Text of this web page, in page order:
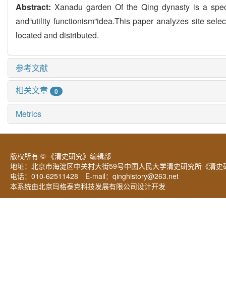
Abstract: Xanadu garden Of the Qing dynasty is a
and“utility functionism”idea.This paper analyzes site
located and distributed.
参考文献
相关文章
0
Metrics
版权所有 © 《清史研究》编辑部
地址：北京市海淀区中关村大街59号中国人民大学清史研究所《
电话：010-62511428 E-mail： qinghistory@263.net
本系统由北京玛格泰克科技发展有限公司设计开发